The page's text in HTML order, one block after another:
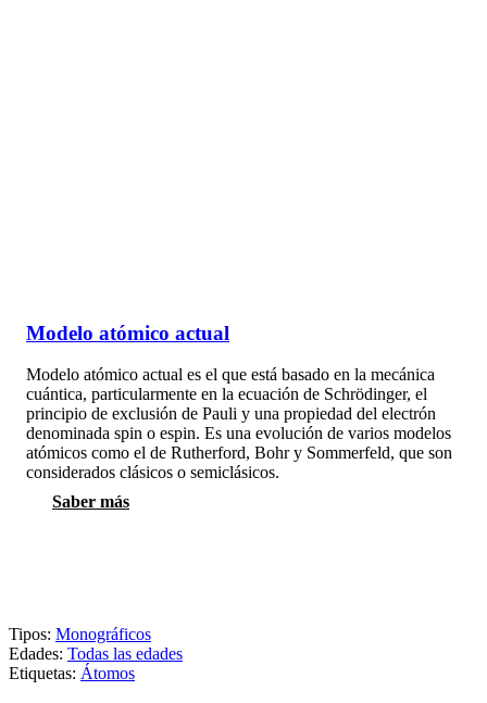
Modelo atómico actual
Modelo atómico actual es el que está basado en la mecánica
cuántica, particularmente en la ecuación de Schrödinger, el
principio de exclusión de Pauli y una propiedad del electrón
denominada spin o espin. Es una evolución de varios modelos
atómicos como el de Rutherford, Bohr y Sommerfeld, que son
considerados clásicos o semiclásicos.
Saber más
Tipos: Monográficos
Edades: Todas las edades
Etiquetas: Átomos